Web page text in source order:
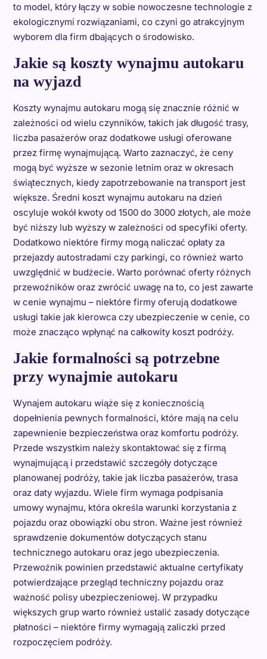
to model, który łączy w sobie nowoczesne technologie z
ekologicznymi rozwiązaniami, co czyni go atrakcyjnym
wyborem dla firm dbających o środowisko.
Jakie są koszty wynajmu autokaru
na wyjazd
Koszty wynajmu autokaru mogą się znacznie różnić w
zależności od wielu czynników, takich jak długość trasy,
liczba pasażerów oraz dodatkowe usługi oferowane
przez firmę wynajmującą. Warto zaznaczyć, że ceny
mogą być wyższe w sezonie letnim oraz w okresach
świątecznych, kiedy zapotrzebowanie na transport jest
większe. Średni koszt wynajmu autokaru na dzień
oscyluje wokół kwoty od 1500 do 3000 złotych, ale może
być niższy lub wyższy w zależności od specyfiki oferty.
Dodatkowo niektóre firmy mogą naliczać opłaty za
przejazdy autostradami czy parkingi, co również warto
uwzględnić w budżecie. Warto porównać oferty różnych
przewoźników oraz zwrócić uwagę na to, co jest zawarte
w cenie wynajmu – niektóre firmy oferują dodatkowe
usługi takie jak kierowca czy ubezpieczenie w cenie, co
może znacząco wpłynąć na całkowity koszt podróży.
Jakie formalności są potrzebne
przy wynajmie autokaru
Wynajem autokaru wiąże się z koniecznością
dopełnienia pewnych formalności, które mają na celu
zapewnienie bezpieczeństwa oraz komfortu podróży.
Przede wszystkim należy skontaktować się z firmą
wynajmującą i przedstawić szczegóły dotyczące
planowanej podróży, takie jak liczba pasażerów, trasa
oraz daty wyjazdu. Wiele firm wymaga podpisania
umowy wynajmu, która określa warunki korzystania z
pojazdu oraz obowiązki obu stron. Ważne jest również
sprawdzenie dokumentów dotyczących stanu
technicznego autokaru oraz jego ubezpieczenia.
Przewoźnik powinien przedstawić aktualne certyfikaty
potwierdzające przegląd techniczny pojazdu oraz
ważność polisy ubezpieczeniowej. W przypadku
większych grup warto również ustalić zasady dotyczące
płatności – niektóre firmy wymagają zaliczki przed
rozpoczęciem podróży.